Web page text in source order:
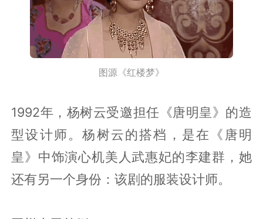
图源《红楼梦》
1992年，杨树云受邀担任《唐明皇》的造
型设计师。杨树云的搭档，是在《唐明
皇》中饰演心机美人武惠妃的李建群，她
还有另一个身份：该剧的服装设计师。